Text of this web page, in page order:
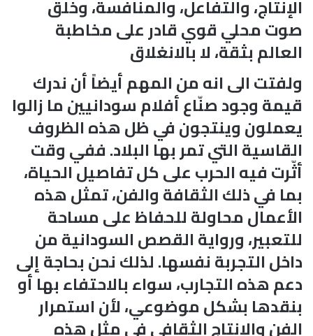
الإنتاج، والتفاعل، والمنافسة، وخلق
صوت محلي قوي قادر على مخاطبة
العالم بثقة، لا بالانغلاق
ولفتت الى انه من المهم أيضاً أن ندرك
قيمة وجود صنّاع أفلام سودانيين ما زالوا
يعملون وينتجون في ظل هذه الظروف
القاسية التي تمر بها البلاد. ففي وقت
أثّرت فيه الحرب على كل تفاصيل الحياة،
بما في ذلك الثقافة والفن، تمثل هذه
الأعمال محاولة للحفاظ على مساحة
للتعبير، ورواية القصص السودانية من
داخل التجربة نفسها. لذلك نحن بحاجة إلى
دعم هذه التجارب، سواء بالاحتفاء بها أو
بنقدها بشكل موضوعي، لأن استمرار
الفن والإنتاج الثقافي في مثل هذه